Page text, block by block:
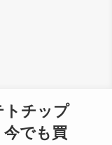
トチップ
でも買